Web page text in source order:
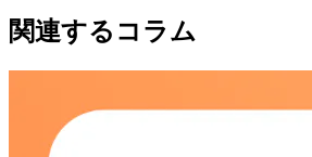
関連するコラム